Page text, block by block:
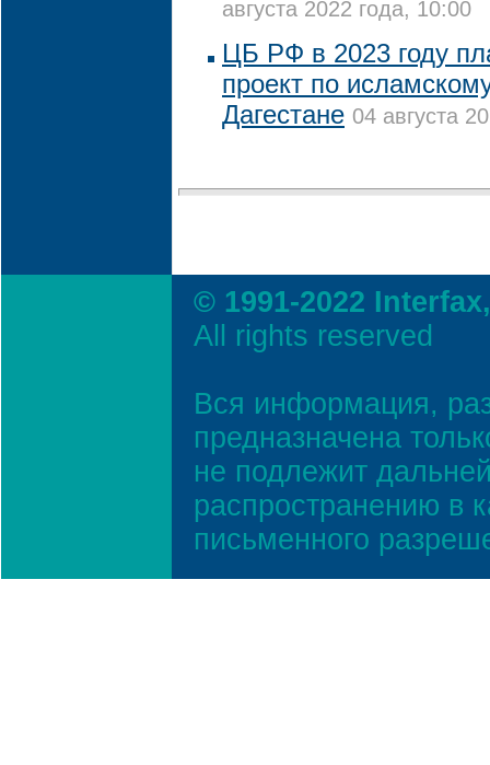
августа 2022 года, 10:00
ЦБ РФ в 2023 году
проект по
Дагестане 04 августа
© 1991-2022
All rights reserved
Вся информация,
предназначена
не подлежит
распространению в
письменного